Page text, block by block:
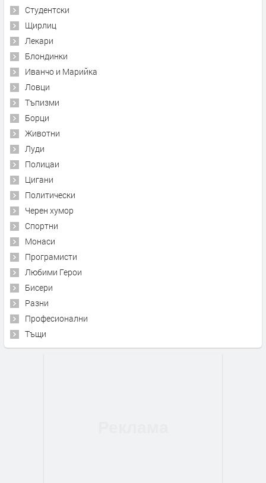
Студентски
Щирлиц
Лекари
Блондинки
Иванчо и Марийка
Ловци
Тъпизми
Борци
Животни
Луди
Полицаи
Цигани
Политически
Черен хумор
Спортни
Монаси
Програмисти
Любими Герои
Бисери
Разни
Професионални
Тъщи